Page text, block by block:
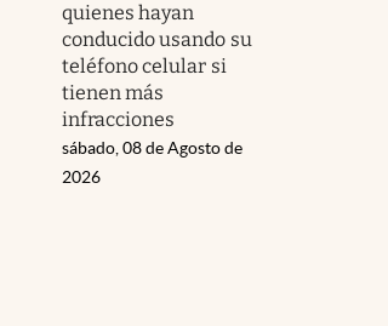
quienes hayan
conducido usando su
teléfono celular si
tienen más
infracciones
sábado, 08 de Agosto de
2026